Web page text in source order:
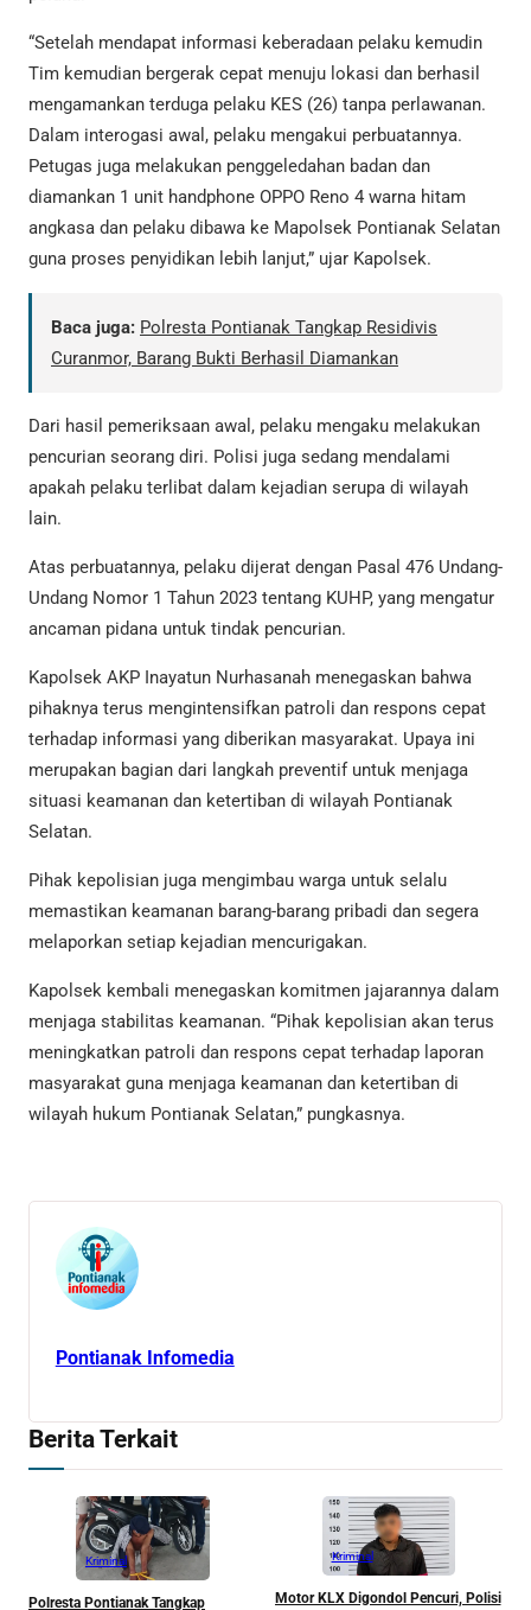
“Setelah mendapat informasi keberadaan pelaku kemudin
Tim kemudian bergerak cepat menuju lokasi dan berhasil
mengamankan terduga pelaku KES (26) tanpa perlawanan.
Dalam interogasi awal, pelaku mengakui perbuatannya.
Petugas juga melakukan penggeledahan badan dan
diamankan 1 unit handphone OPPO Reno 4 warna hitam
angkasa dan pelaku dibawa ke Mapolsek Pontianak Selatan
guna proses penyidikan lebih lanjut,” ujar Kapolsek.
Baca juga: Polresta Pontianak Tangkap Residivis
Curanmor, Barang Bukti Berhasil Diamankan
Dari hasil pemeriksaan awal, pelaku mengaku melakukan
pencurian seorang diri. Polisi juga sedang mendalami
apakah pelaku terlibat dalam kejadian serupa di wilayah
lain.
Atas perbuatannya, pelaku dijerat dengan Pasal 476 Undang-
Undang Nomor 1 Tahun 2023 tentang KUHP, yang mengatur
ancaman pidana untuk tindak pencurian.
Kapolsek AKP Inayatun Nurhasanah menegaskan bahwa
pihaknya terus mengintensifkan patroli dan respons cepat
terhadap informasi yang diberikan masyarakat. Upaya ini
merupakan bagian dari langkah preventif untuk menjaga
situasi keamanan dan ketertiban di wilayah Pontianak
Selatan.
Pihak kepolisian juga mengimbau warga untuk selalu
memastikan keamanan barang-barang pribadi dan segera
melaporkan setiap kejadian mencurigakan.
Kapolsek kembali menegaskan komitmen jajarannya dalam
menjaga stabilitas keamanan. “Pihak kepolisian akan terus
meningkatkan patroli dan respons cepat terhadap laporan
masyarakat guna menjaga keamanan dan ketertiban di
wilayah hukum Pontianak Selatan,” pungkasnya.
Pontianak Infomedia
Berita Terkait
Kriminal
Polresta Pontianak Tangkap
Kriminal
Motor KLX Digondol Pencuri, Polisi